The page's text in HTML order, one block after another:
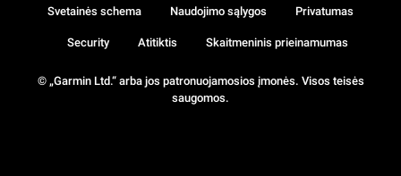
© „Garmin Ltd.“ arba jos patronuojamosios įmonės. Visos teisės
saugomos.
Svetainės schema Naudojimo sąlygos Privatumas
Security Atitiktis Skaitmeninis prieinamumas